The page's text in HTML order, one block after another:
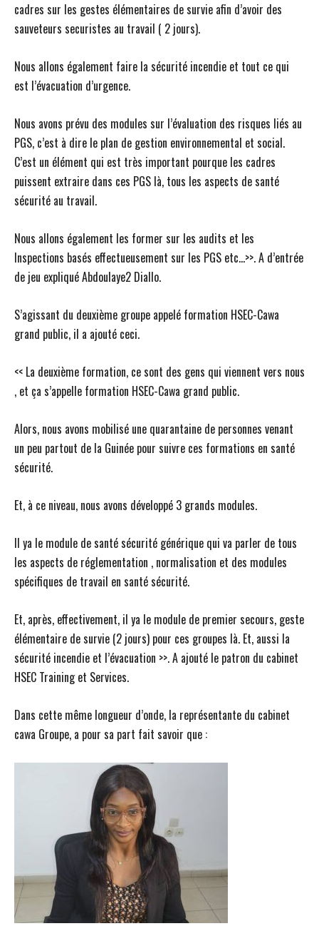
cadres sur les gestes élémentaires de survie afin d’avoir des
sauveteurs securistes au travail ( 2 jours).
Nous allons également faire la sécurité incendie et tout ce qui
est l’évacuation d’urgence.
Nous avons prévu des modules sur l’évaluation des risques liés au
PGS, c’est à dire le plan de gestion environnemental et social.
C’est un élément qui est très important pourque les cadres
puissent extraire dans ces PGS là, tous les aspects de santé
sécurité au travail.
Nous allons également les former sur les audits et les
Inspections basés effectueusement sur les PGS etc…>>. A d’entrée
de jeu expliqué Abdoulaye2 Diallo.
S’agissant du deuxième groupe appelé formation HSEC-Cawa
grand public, il a ajouté ceci.
<< La deuxième formation, ce sont des gens qui viennent vers nous
, et ça s’appelle formation HSEC-Cawa grand public.
Alors, nous avons mobilisé une quarantaine de personnes venant
un peu partout de la Guinée pour suivre ces formations en santé
sécurité.
Et, à ce niveau, nous avons développé 3 grands modules.
Il ya le module de santé sécurité générique qui va parler de tous
les aspects de réglementation , normalisation et des modules
spécifiques de travail en santé sécurité.
Et, après, effectivement, il ya le module de premier secours, geste
élémentaire de survie (2 jours) pour ces groupes là. Et, aussi la
sécurité incendie et l’évacuation >>. A ajouté le patron du cabinet
HSEC Training et Services.
Dans cette même longueur d’onde, la représentante du cabinet
cawa Groupe, a pour sa part fait savoir que :